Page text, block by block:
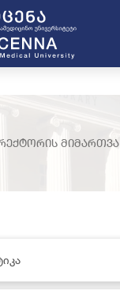
მიმართვა